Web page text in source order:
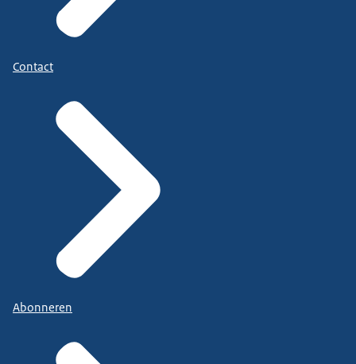
Contact
Abonneren